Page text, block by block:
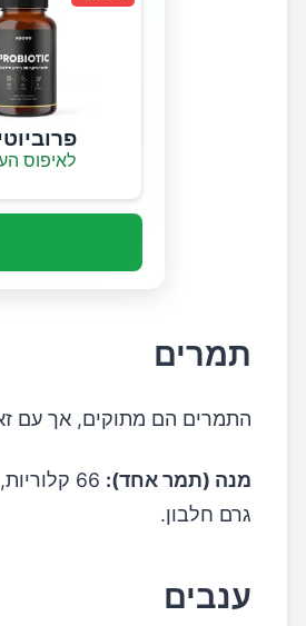
לאיפוס
תמרים
התמרים הם מתוקים, אך עם
מנה (תמר אחד):
גרם חלבון.
ענבים